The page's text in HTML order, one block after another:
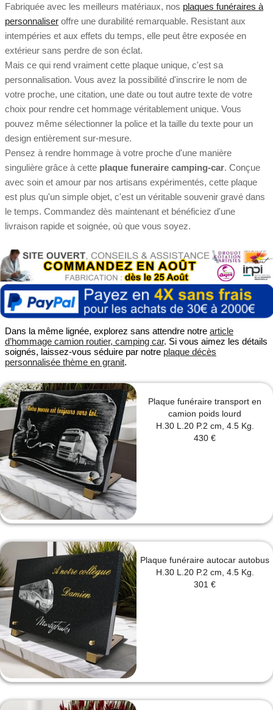
Fabriquée avec les meilleurs matériaux, nos plaques funéraires à
personnaliser offre une durabilité remarquable. Resistant aux
intempéries et aux effets du temps, elle peut être exposée en
extérieur sans perdre de son éclat.
Mais ce qui rend vraiment cette plaque unique, c'est sa
personnalisation. Vous avez la possibilité d'inscrire le nom de
votre proche, une citation, une date ou tout autre texte de votre
choix pour rendre cet hommage véritablement unique. Vous
pouvez même sélectionner la police et la taille du texte pour un
design entièrement sur-mesure.
Pensez à rendre hommage à votre proche d'une manière
singulière grâce à cette plaque funeraire camping-car. Conçue
avec soin et amour par nos artisans expérimentés, cette plaque
est plus qu'un simple objet, c'est un véritable souvenir gravé dans
le temps. Commandez dès maintenant et bénéficiez d'une
livraison rapide et soignée, où que vous soyez.
Dans la même lignée, explorez sans attendre notre article
d’hommage camion routier, camping car. Si vous aimez les détails
soignés, laissez-vous séduire par notre plaque décès
personnalisée thème en granit.
Plaque funéraire transport en
camion poids lourd
H.30 L.20 P.2 cm, 4.5 Kg.
430 €
Plaque funéraire autocar autobus
H.30 L.20 P.2 cm, 4.5 Kg.
301 €